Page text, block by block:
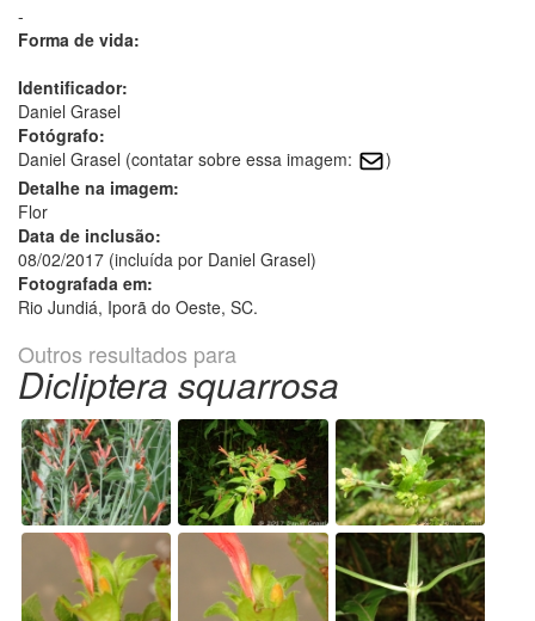
-
Forma de vida:
Identificador:
Daniel Grasel
Fotógrafo:
Daniel Grasel (contatar sobre essa imagem:
)
Detalhe na imagem:
Flor
Data de inclusão:
08/02/2017 (incluída por Daniel Grasel)
Fotografada em:
Rio Jundiá, Iporã do Oeste, SC.
Outros resultados para
Dicliptera squarrosa